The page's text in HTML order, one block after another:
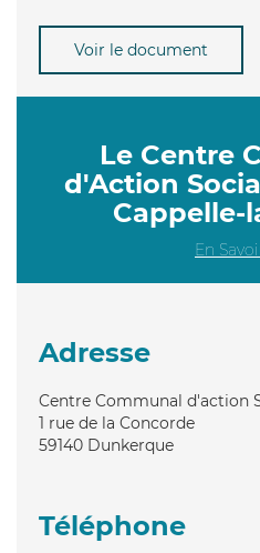
Voir le document
Le Centre
d'Action
Cappelle-
En
Adresse
Centre Communal d'action
1 rue de la Concorde
59140 Dunkerque
Téléphone